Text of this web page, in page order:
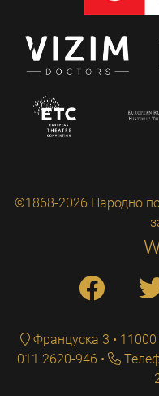
©1868-2026 Народно
Француска 3 • 11000
011 2620-946